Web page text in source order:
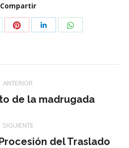
Compartir
CompartirCompartirCompartir
ANTERIOR
Publicación
de la madrugada
SIGUIENTE
Publicacióndel Traslado